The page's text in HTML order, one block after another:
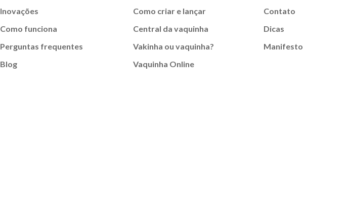
Inovações
Como funciona
Perguntas frequentes
Blog
Como criar e lançar
Central da vaquinha
Vakinha ou vaquinha?
Vaquinha Online
Contato
Dicas
Manifesto